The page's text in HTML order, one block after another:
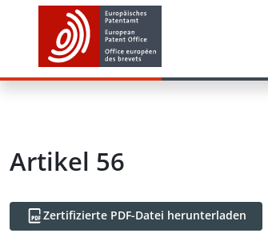
Artikel 56
Zertifizierte PDF-Datei herunterladen